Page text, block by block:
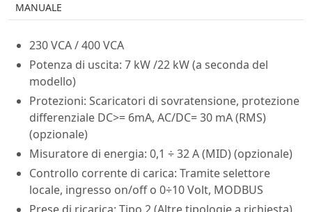
MANUALE
230 VCA / 400 VCA
Potenza di uscita: 7 kW /22 kW (a seconda del
modello)
Protezioni: Scaricatori di sovratensione, protezione
differenziale DC>= 6mA, AC/DC= 30 mA (RMS)
(opzionale)
Misuratore di energia: 0,1 ÷ 32 A (MID) (opzionale)
Controllo corrente di carica: Tramite selettore
locale, ingresso on/off o 0÷10 Volt, MODBUS